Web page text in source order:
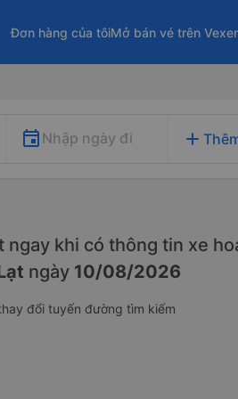
Đơn hàng của tôiMở bán vé trên
Nhập ngày đi add
ngay khi có thông tin xe
ngày 10/08/2026
đổi tuyến đường tìm kiếm